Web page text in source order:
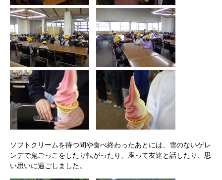
ソフトクリームを待つ間や食べ終わったあとには、雪のないゲレ
ンデで鬼ごっこをしたり転がったり、座って友達と話したり、思
い思いに過ごしました。